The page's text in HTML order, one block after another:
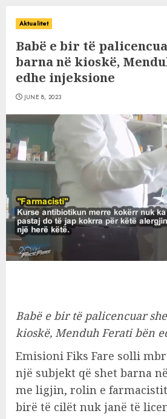
Aktualitet
Babë e bir të
barna në kioskë,
edhe injeksione
JUNE 8, 2023
Babë e bir të palicencuar
kioskë, Menduh Ferati bën
Emisioni Fiks Fare solli
një subjekt që shet barna
me ligjin, rolin e farmacistit
birë të cilët nuk janë të